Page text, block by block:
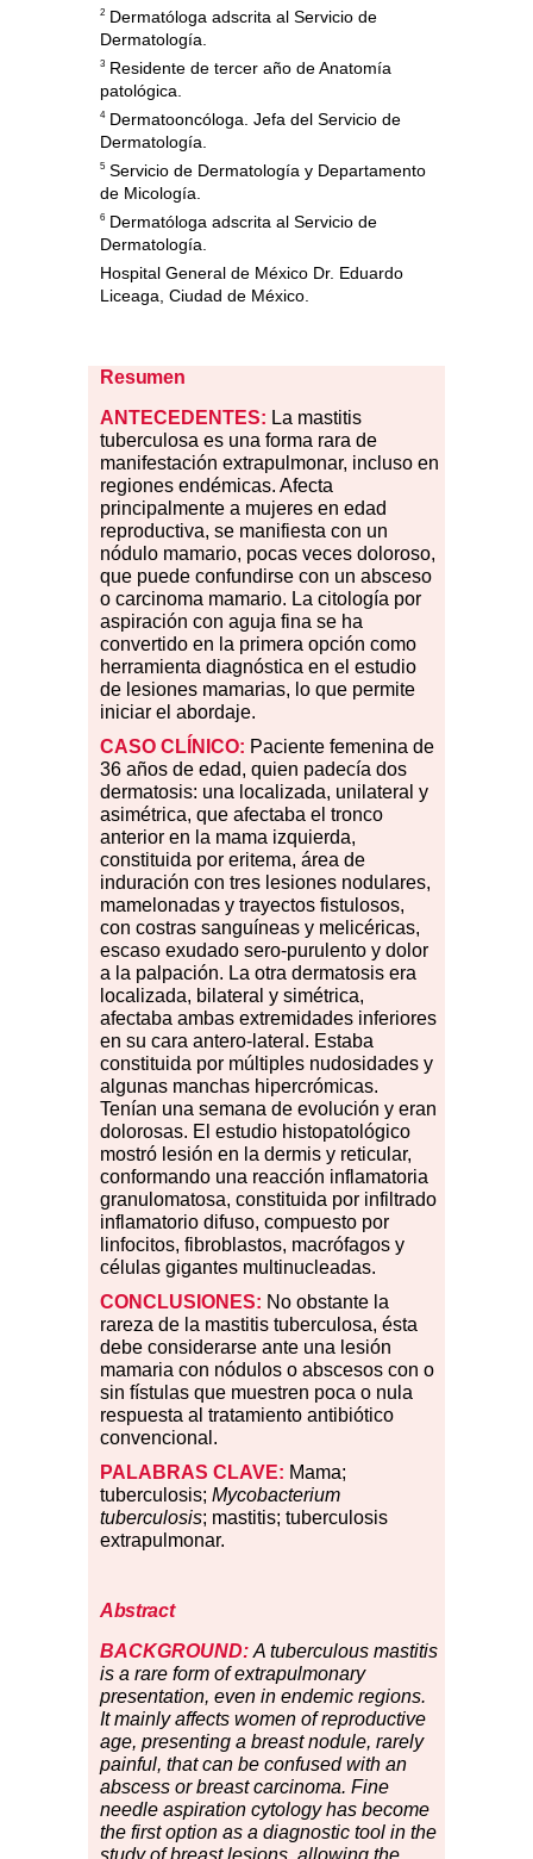
2 Dermatóloga adscrita al Servicio de
Dermatología.
3 Residente de tercer año de Anatomía
patológica.
4Dermatooncóloga. Jefa del Servicio de
Dermatología.
5 Servicio de Dermatología y Departamento
de Micología.
6 Dermatóloga adscrita al Servicio de
Dermatología.
Hospital General de México Dr. Eduardo
Liceaga, Ciudad de México.
Resumen
ANTECEDENTES: La mastitis
tuberculosa es una forma rara de
manifestación extrapulmonar, incluso en
regiones endémicas. Afecta
principalmente a mujeres en edad
reproductiva, se manifiesta con un
nódulo mamario, pocas veces doloroso,
que puede confundirse con un absceso
o carcinoma mamario. La citología por
aspiración con aguja fina se ha
convertido en la primera opción como
herramienta diagnóstica en el estudio
de lesiones mamarias, lo que permite
iniciar el abordaje.
CASO CLÍNICO: Paciente femenina de
36 años de edad, quien padecía dos
dermatosis: una localizada, unilateral y
asimétrica, que afectaba el tronco
anterior en la mama izquierda,
constituida por eritema, área de
induración con tres lesiones nodulares,
mamelonadas y trayectos fistulosos,
con costras sanguíneas y melicéricas,
escaso exudado sero-purulento y dolor
a la palpación. La otra dermatosis era
localizada, bilateral y simétrica,
afectaba ambas extremidades inferiores
en su cara antero-lateral. Estaba
constituida por múltiples nudosidades y
algunas manchas hipercrómicas.
Tenían una semana de evolución y eran
dolorosas. El estudio histopatológico
mostró lesión en la dermis y reticular,
conformando una reacción inflamatoria
granulomatosa, constituida por infiltrado
inflamatorio difuso, compuesto por
linfocitos, fibroblastos, macrófagos y
células gigantes multinucleadas.
CONCLUSIONES: No obstante la
rareza de la mastitis tuberculosa, ésta
debe considerarse ante una lesión
mamaria con nódulos o abscesos con o
sin fístulas que muestren poca o nula
respuesta al tratamiento antibiótico
convencional.
PALABRAS CLAVE: Mama;
tuberculosis; Mycobacterium
tuberculosis; mastitis; tuberculosis
extrapulmonar.
Abstract
BACKGROUND: A tuberculous mastitis
is a rare form of extrapulmonary
presentation, even in endemic regions.
It mainly affects women of reproductive
age, presenting a breast nodule, rarely
painful, that can be confused with an
abscess or breast carcinoma. Fine
needle aspiration cytology has become
the first option as a diagnostic tool in the
study of breast lesions, allowing the